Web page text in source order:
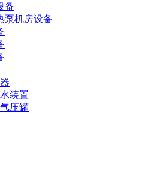
备
泵机房设备
装置
压罐